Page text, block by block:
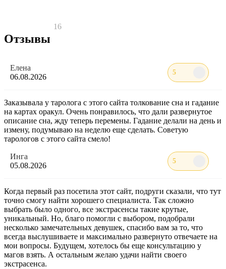
Отзывы
16
Елена
06.08.2026
5
Заказывала у таролога с этого сайта толкование сна и гадание
на картах оракул. Очень понравилось, что дали развернутое
описание сна, жду теперь перемены. Гадание делали на день и
измену, подумываю на неделю еще сделать. Советую
тарологов с этого сайта смело!
Инга
05.08.2026
5
Когда первый раз посетила этот сайт, подруги сказали, что тут
точно смогу найти хорошего специалиста. Так сложно
выбрать было одного, все экстрасенсы такие крутые,
уникальный. Но, благо помогли с выбором, подобрали
несколько замечательных девушек, спасибо вам за то, что
всегда выслушиваете и максимально развернуто отвечаете на
мои вопросы. Будущем, хотелось бы еще консультацию у
магов взять. А остальным желаю удачи найти своего
экстрасенса.